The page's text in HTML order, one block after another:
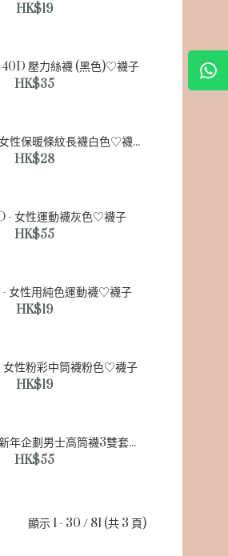
HK$19
壓力絲襪 (黑色)♡襪子
HK$35
韓國 DAISO - 女性保暖條紋長襪白色♡襪子
HK$28
- 女性運動襪灰色♡襪子
HK$55
女性用純色運動襪♡襪子
HK$19
性粉彩中筒襪粉色♡襪子
HK$19
韓國 DAISO - 新年企劃男士高筒襪3雙套裝♡襪子
HK$55
顯示 1 - 30 / 81 (共 3 頁)